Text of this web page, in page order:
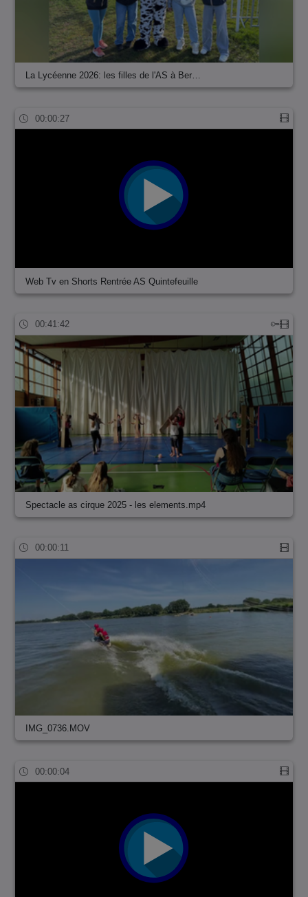
La Lycéenne 2026: les filles de l'AS à Ber…
00:00:27
Web Tv en Shorts Rentrée AS Quintefeuille
00:41:42
Spectacle as cirque 2025 - les elements.mp4
00:00:11
IMG_0736.MOV
00:00:04